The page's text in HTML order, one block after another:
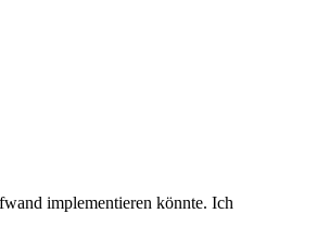
implementieren könnte. Ich